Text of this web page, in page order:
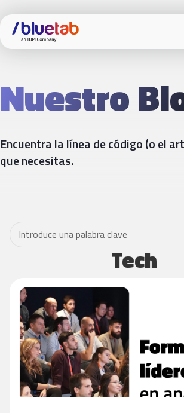
Nuestro
Encuentra la línea de código (o el
que necesitas.
Tech